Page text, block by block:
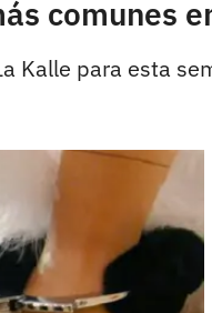
comunes
Kalle para esta